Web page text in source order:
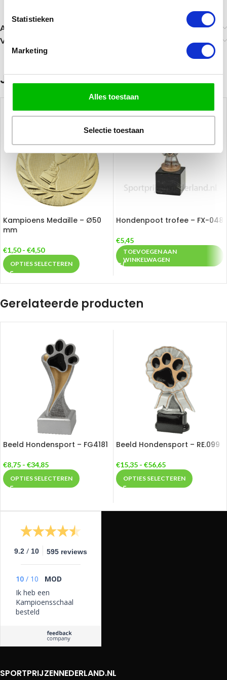
Statistieken
Marketing
Alles toestaan
Selectie toestaan
Aanvullende informatie
Verzending
Je zou ook kunnen houden van …
Kampioens Medaille – Ø50
mm
€1,50 - €4,50
OPTIES SELECTEREN
Hondenpoot trofee – FX-048
€5,45
TOEVOEGEN AAN
WINKELWAGEN
Gerelateerde producten
Beeld Hondensport – FG4181
€8,75 - €34,85
OPTIES SELECTEREN
Beeld Hondensport – RE.099
€15,35 - €56,65
OPTIES SELECTEREN
9.2 / 10 595 reviews
10 / 10
MOD
Ik heb een
Kampioensschaal
besteld
SPORTPRIJZENNEDERLAND.NL